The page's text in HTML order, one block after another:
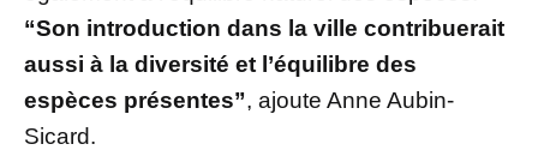
“Son introduction dans la ville contribuerait
aussi à la diversité et l’équilibre des
espèces présentes”, ajoute Anne Aubin-
Sicard.